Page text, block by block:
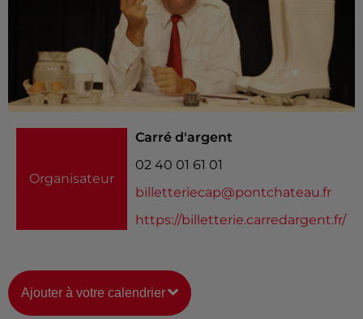
Organisateur
Carré d'argent
02 40 01 61 01
billetteriecap@pontchateau.fr
https://billetterie.carredargent.fr/
Ajouter à votre calendrier